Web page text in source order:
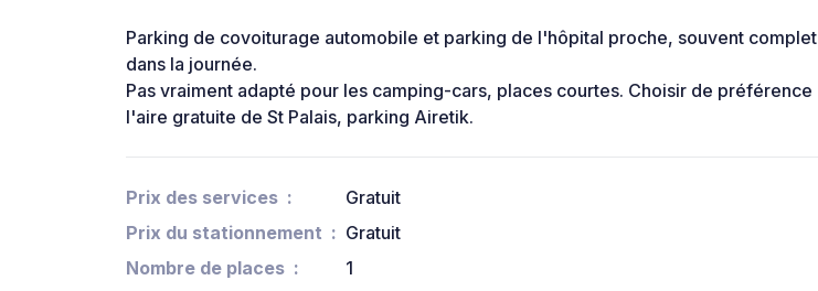
Parking de covoiturage automobile et parking de l'hôpital proche, souvent complet
dans la journée.
Pas vraiment adapté pour les camping-cars, places courtes. Choisir de préférence
l'aire gratuite de St Palais, parking Airetik.
Prix des services
Gratuit
Prix du stationnement
Gratuit
Nombre de places
1